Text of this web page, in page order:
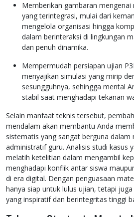
Memberikan gambaran
yang terintegrasi, mulai dari
mengelola organisasi hingga
dalam berinteraksi di lingkungan
dan penuh dinamika.
Mempermudah persiapan ujian
menyajikan simulasi yang mirip
sesungguhnya, sehingga mental
stabil saat menghadapi tekanan
Selain manfaat teknis tersebut,
mendalam akan membantu Anda
sistematis yang sangat berguna dalam
administratif guru. Analisis studi kasus
melatih ketelitian dalam mengambil
menghadapi konflik antar siswa
di era digital. Dengan penguasaan
hanya siap untuk lulus ujian, tetapi
yang inspiratif dan berintegritas tinggi